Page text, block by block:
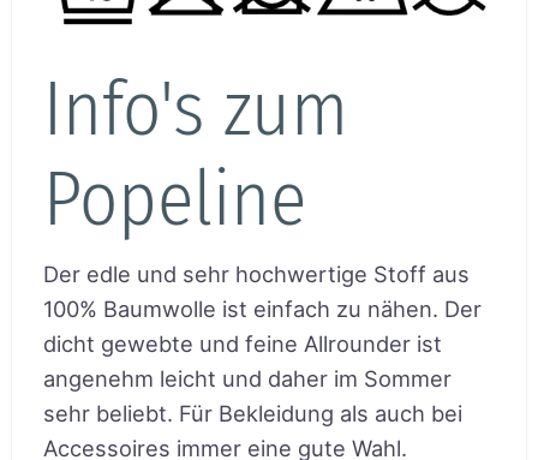
Info's zum
Popeline
Der edle und sehr hochwertige Stoff aus
100% Baumwolle ist einfach zu nähen. Der
dicht gewebte und feine Allrounder ist
angenehm leicht und daher im Sommer
sehr beliebt. Für Bekleidung als auch bei
Accessoires immer eine gute Wahl.